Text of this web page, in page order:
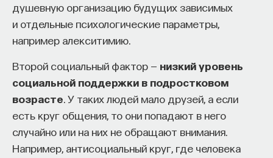
душевную организацию будущих зависимых
и отдельные психологические параметры,
например алекситимию.
Второй социальный фактор — низкий уровень
социальной поддержки в подростковом
возрасте . У таких людей мало друзей, а если
есть круг общения, то они попадают в него
случайно или на них не обращают внимания.
Например, антисоциальный круг, где человека